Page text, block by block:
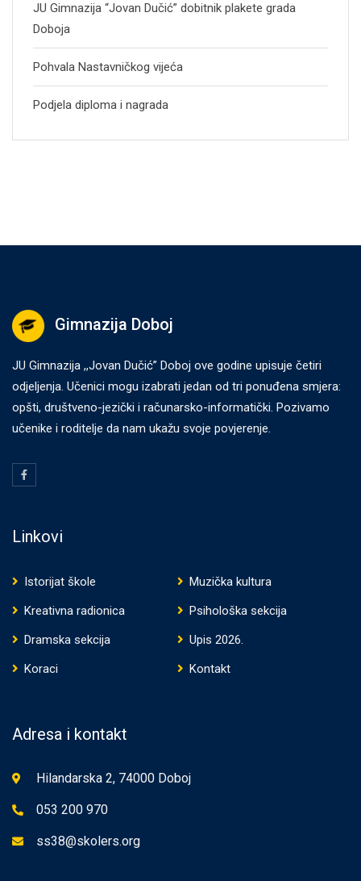
JU Gimnazija “Jovan Dučić” dobitnik plakete grada
Doboja
Pohvala Nastavničkog vijeća
Podjela diploma i nagrada
Gimnazija Doboj
JU Gimnazija ,,Jovan Dučić” Doboj ove godine upisuje četiri
odjeljenja. Učenici mogu izabrati jedan od tri ponuđena smjera:
opšti, društveno-jezički i računarsko-informatički. Pozivamo
učenike i roditelje da nam ukažu svoje povjerenje.
Linkovi
Istorijat škole
Muzička kultura
Kreativna radionica
Psihološka sekcija
Dramska sekcija
Upis 2026.
Koraci
Kontakt
Adresa i kontakt
Hilandarska 2, 74000 Doboj
053 200 970
ss38@skolers.org